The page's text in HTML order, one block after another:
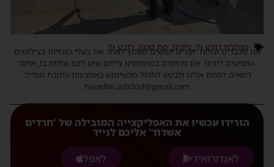
מנהלת רובע ח', ניקיון,פח טמון,רובע ח'
אנו מכבדים זכויות יוצרים ועושים מאמץ לאתר את בעלי הזכויות בצילומים
המגיעים לידינו. אם זיהיתים בפרסומינו צילום שיש לכם זכויות בו, אתם
רשאים לפנות אלינו ולבקש לחדול מהשימוש באמצעות כתובת המייל:
haredim.ashdod@gmail.com
הורידו עכשיו את האפליקצייה המובילה של 'חרדים
אשדוד' אליכם לנייד
לאנדורואיד
לאפל